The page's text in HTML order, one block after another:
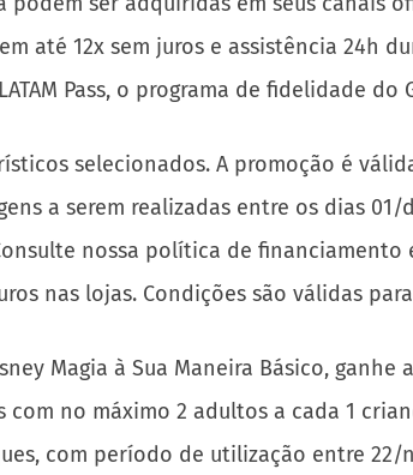
até 12x sem juros e assistência 24h
Pass, o programa de fidelidade do
selecionados. A promoção é
a serem realizadas entre os dias
nossa política de financiamento
nas lojas. Condições são válidas
Magia à Sua Maneira Básico,
com no máximo 2 adultos a cada 1
com período de utilização entre